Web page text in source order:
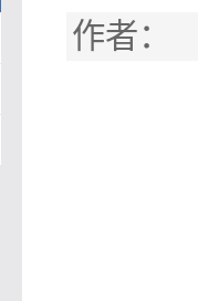
作者：